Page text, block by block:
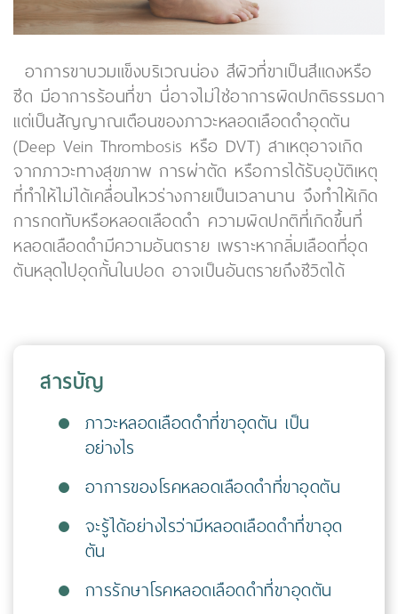
อาการขาบวมแข็งบริเวณน่อง สีผิวที่ขาเป็นสีแดงหรือ
ซีด มีอาการร้อนที่ขา นี่อาจไม่ใช่อาการผิดปกติธรรมดา
แต่เป็นสัญญาณเตือนของภาวะหลอดเลือดดำอุดตัน
(Deep Vein Thrombosis หรือ DVT) สาเหตุอาจเกิด
จากภาวะทางสุขภาพ การผ่าตัด หรือการได้รับอุบัติเหตุ
ที่ทำให้ไม่ได้เคลื่อนไหวร่างกายเป็นเวลานาน จึงทำให้เกิด
การกดทับหรือหลอดเลือดดำ ความผิดปกติที่เกิดขึ้นที่
หลอดเลือดดำมีความอันตราย เพราะหากลิ่มเลือดที่อุด
ตันหลุดไปอุดกั้นในปอด อาจเป็นอันตรายถึงชีวิตได้
สารบัญ
ภาวะหลอดเลือดดำที่ขาอุดตัน เป็น
อย่างไร
อาการของโรคหลอดเลือดดำที่ขาอุดตัน
จะรู้ได้อย่างไรว่ามีหลอดเลือดดำที่ขาอุด
ตัน
การรักษาโรคหลอดเลือดดำที่ขาอุดตัน